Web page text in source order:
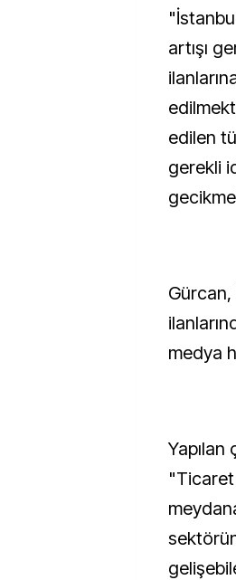
artışı
edilen
gerekli
Gürcan,
medya
Yapılan
"Ticaret